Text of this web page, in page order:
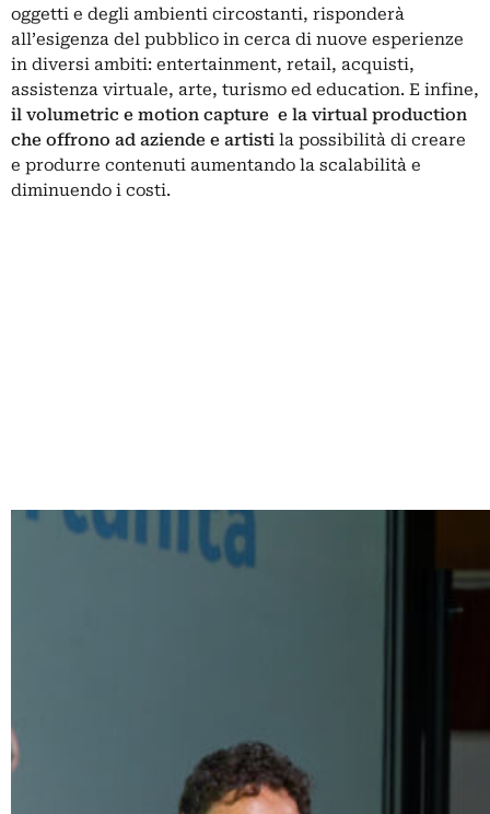
oggetti e degli ambienti circostanti, risponderà
all’esigenza del pubblico in cerca di nuove esperienze
in diversi ambiti: entertainment, retail, acquisti,
assistenza virtuale, arte, turismo ed education. E infine,
il volumetric e motion capture e la virtual production
che offrono ad aziende e artisti la possibilità di creare
e produrre contenuti aumentando la scalabilità e
diminuendo i costi.